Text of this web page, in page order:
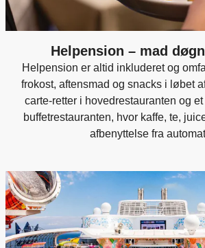
Helpension – mad
Helpension er altid inkluderet og
frokost, aftensmad og snacks i løbet
carte-retter i hovedrestauranten og
buffetrestauranten, hvor kaffe, te,
afbenyttelse fra